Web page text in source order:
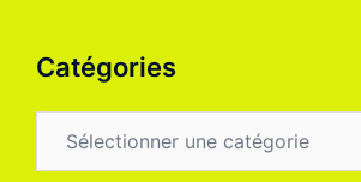
Catégories